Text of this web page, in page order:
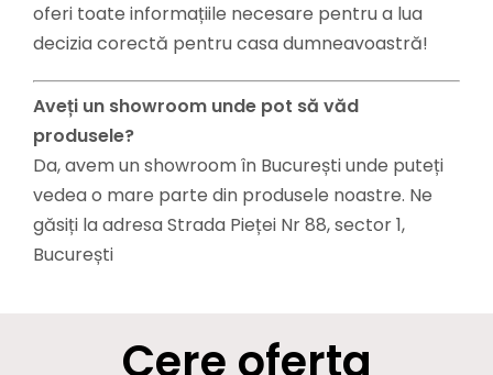
oferi toate informațiile necesare pentru a lua
decizia corectă pentru casa dumneavoastră!
Aveți un showroom unde pot să văd
produsele?
Da, avem un showroom în București unde puteți
vedea o mare parte din produsele noastre. Ne
găsiți la adresa Strada Pieței Nr 88, sector 1,
București
Cere oferta